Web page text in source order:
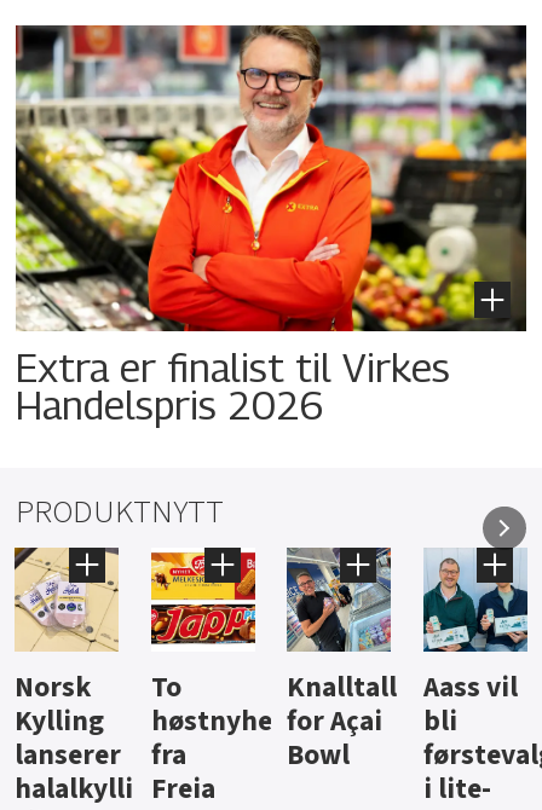
Extra er finalist til Virkes
Handelspris 2026
PRODUKTNYTT
Knalltall
for Açai
Bowl
Aass vil
bli
førstevalg
i lite-
Brus og
jus fra
Berentsen
Hard
iste fra
Hansa